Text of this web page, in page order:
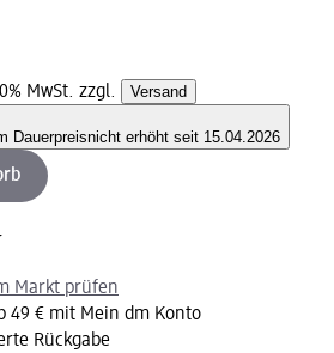
MwSt. zzgl. Versand
Dauerpreisnicht erhöht seit 15.04.2026
Markt prüfen
49 € mit Mein dm Konto
Rückgabe